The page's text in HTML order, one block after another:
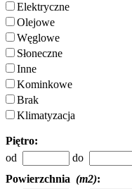
Elektryczne
Olejowe
Węglowe
Słoneczne
Inne
Kominkowe
Brak
Klimatyzacja
Piętro:
od
do
Powierzchnia (m2):